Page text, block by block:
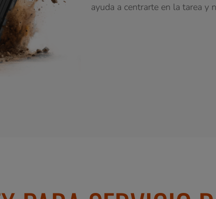
ayuda a centrarte en la tarea y